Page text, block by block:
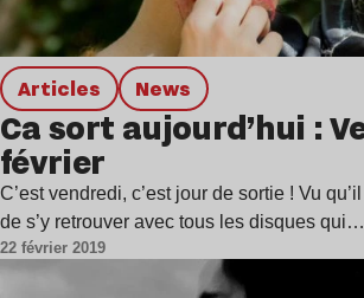
Articles news
Ca sort aujourd’hui :
février
C’est vendredi, c’est jour de sortie ! Vu
de s’y retrouver avec tous les disques qui…
22 février 2019